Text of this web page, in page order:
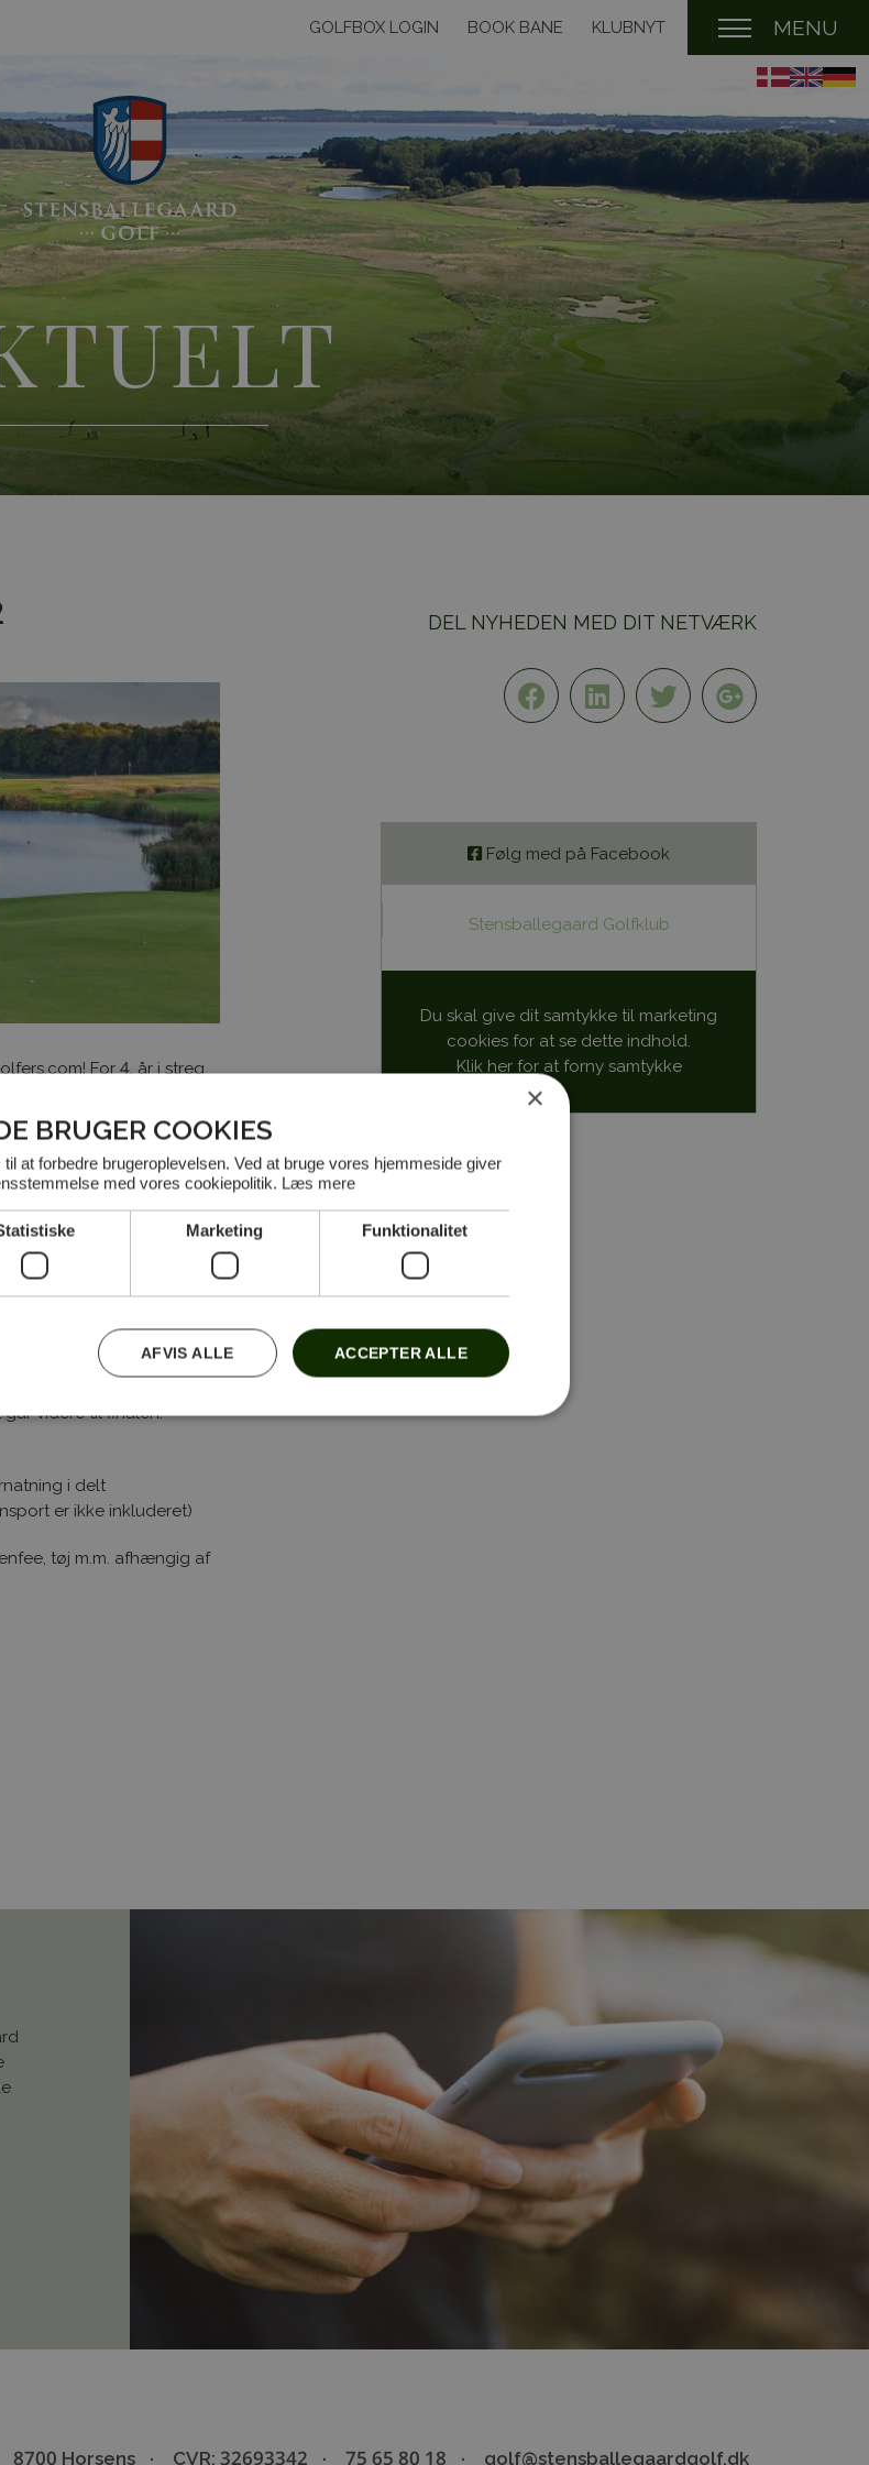
MENU
GOLFBOX LOGIN BOOK BANE KLUBNYT
For 4. år i streg
Vinderparret, fra hver
oktober 2022 i
2022. Turneringen
score for hvert hul
Man kan spille sammen
videre til finalen.
i delt
er ikke inkluderet)
tøj m.m. afhængig af
DEL NYHEDEN MED DIT NETVÆRK
Følg med på Facebook
Stensballegaard Golfklub
Du skal give dit samtykke til marketing
cookies for at se dette indhold.
Klik her for at forny samtykke
8700 Horsens CVR: 32693342 75 65 80 18 golf@stensballegaardgolf.dk
×
BRUGER COOKIES
at forbedre brugeroplevelsen. Ved at bruge vores hjemmeside giver
med vores cookiepolitik. Læs mere
Marketing Funktionalitet
ACCEPTER ALLE
AFVIS ALLE